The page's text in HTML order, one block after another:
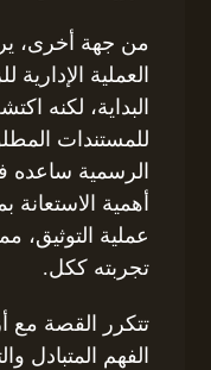
من جهة أخرى،
العملية
البداية، لكنه
للمستندات
الرسمية ساعده
أهمية الاستعانة
عملية التوثيق،
تجربته ككل.
تتكرر القصة مع
الفهم المتبادل